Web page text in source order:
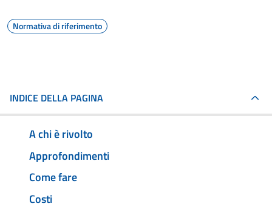
Normativa di riferimento
INDICE DELLA PAGINA
A chi è rivolto
Approfondimenti
Come fare
Costi